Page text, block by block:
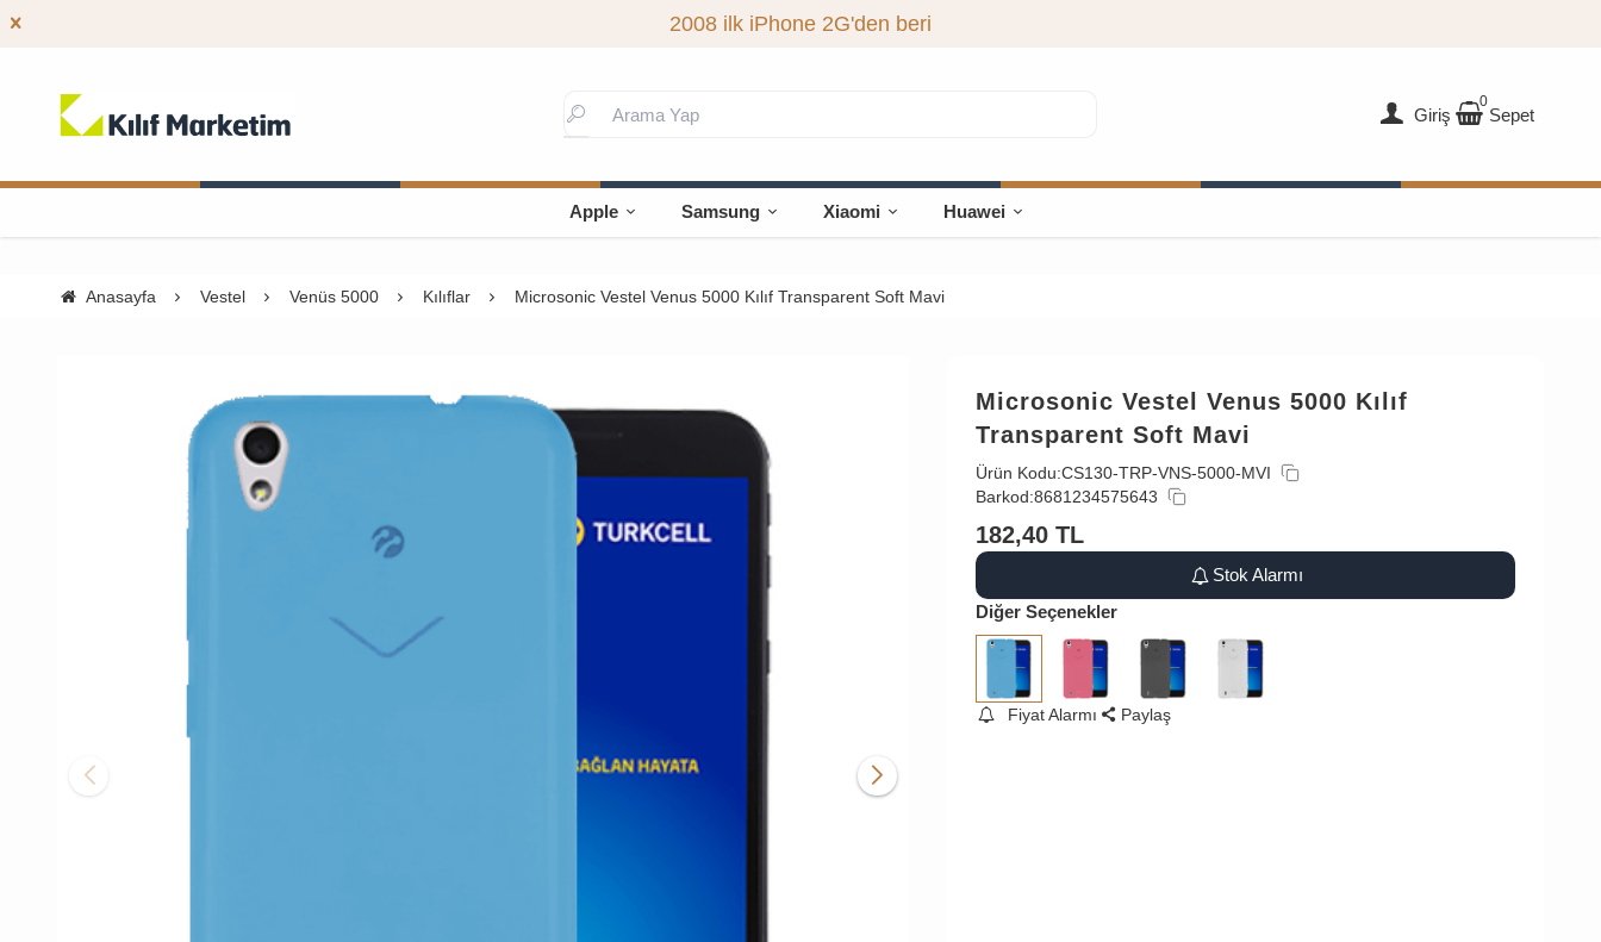
2008 ilk iPhone 2G'den beri
Giriş
0
Sepet
Apple Samsung Xiaomi Huawei
Anasayfa Vestel Venüs 5000 Kılıflar Microsonic Vestel Venus 5000 Kılıf Transparent Soft Mavi
Microsonic Vestel Venus 5000 Kılıf
Transparent Soft Mavi
Ürün Kodu:CS130-TRP-VNS-5000-MVI
Barkod:8681234575643
182,40 TL
Stok Alarmı
Diğer Seçenekler
Fiyat Alarmı Paylaş